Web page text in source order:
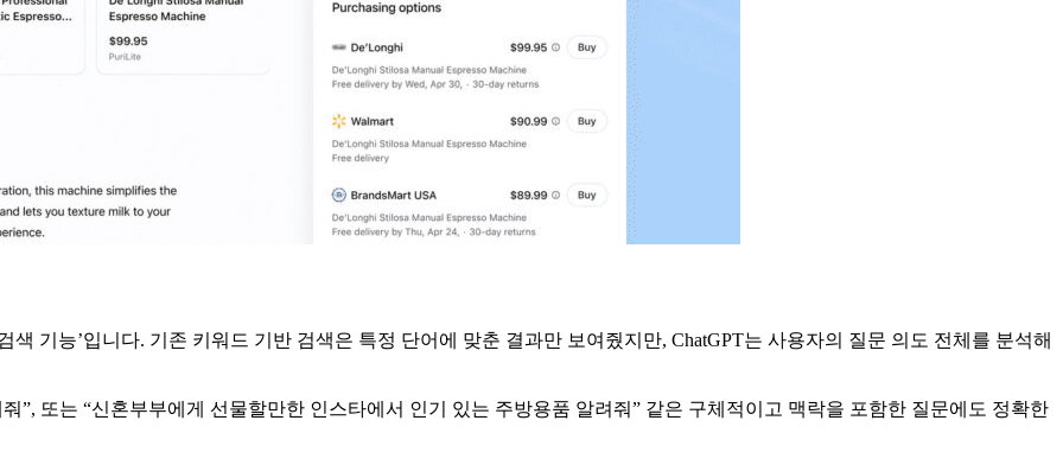
기능’입니다. 기존 키워드 기반 검색은 특정 단어에 맞춘 결과만 보여줬지만, ChatGPT는 사용자의 질문 의도 전체를 분석해
”, 또는 “신혼부부에게 선물할만한 인스타에서 인기 있는 주방용품 알려줘” 같은 구체적이고 맥락을 포함한 질문에도 정확한